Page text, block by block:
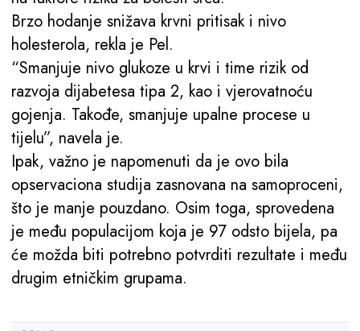
Brzo hodanje snižava krvni pritisak i nivo
holesterola, rekla je Pel.
“Smanjuje nivo glukoze u krvi i time rizik od
razvoja dijabetesa tipa 2, kao i vjerovatnoću
gojenja. Takođe, smanjuje upalne procese u
tijelu”, navela je.
Ipak, važno je napomenuti da je ovo bila
opservaciona studija zasnovana na samoproceni,
što je manje pouzdano. Osim toga, sprovedena
je među populacijom koja je 97 odsto bijela, pa
će možda biti potrebno potvrditi rezultate i među
drugim etničkim grupama.